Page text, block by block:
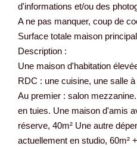
d'informations et/ou des
A ne pas manquer, coup de
Surface totale maison
Description :
Une maison d'habitation
RDC : une cuisine, une salle
Au premier : salon
en tuies. Une maison d'amis
réserve, 40m² Une autre
actuellement en studio, 60m²